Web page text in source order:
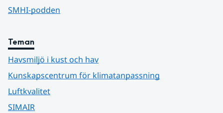
SMHI-podden
Teman
Havsmiljö i kust och hav
Kunskapscentrum för klimatanpassning
Luftkvalitet
SIMAIR